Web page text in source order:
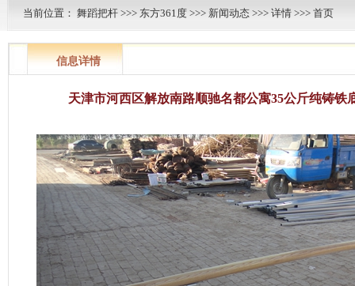
当前位置： 舞蹈把杆 >>> 东方361度 >>> 新闻动态 >>> 详情 >>> 首页
信息详情
天津市河西区解放南路顺驰名都公寓35公斤纯铸铁